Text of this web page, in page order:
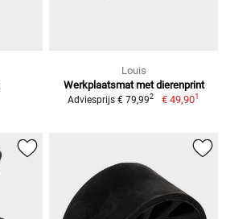
Louis
Werkplaatsmat met dierenprint
Adviesprijs € 79,992 € 49,901